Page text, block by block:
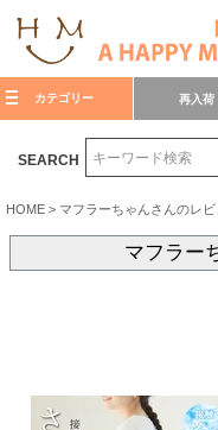
カテゴリー 再入荷
SEARCH
HOME マフラーちゃんさんのレビ
マフラー